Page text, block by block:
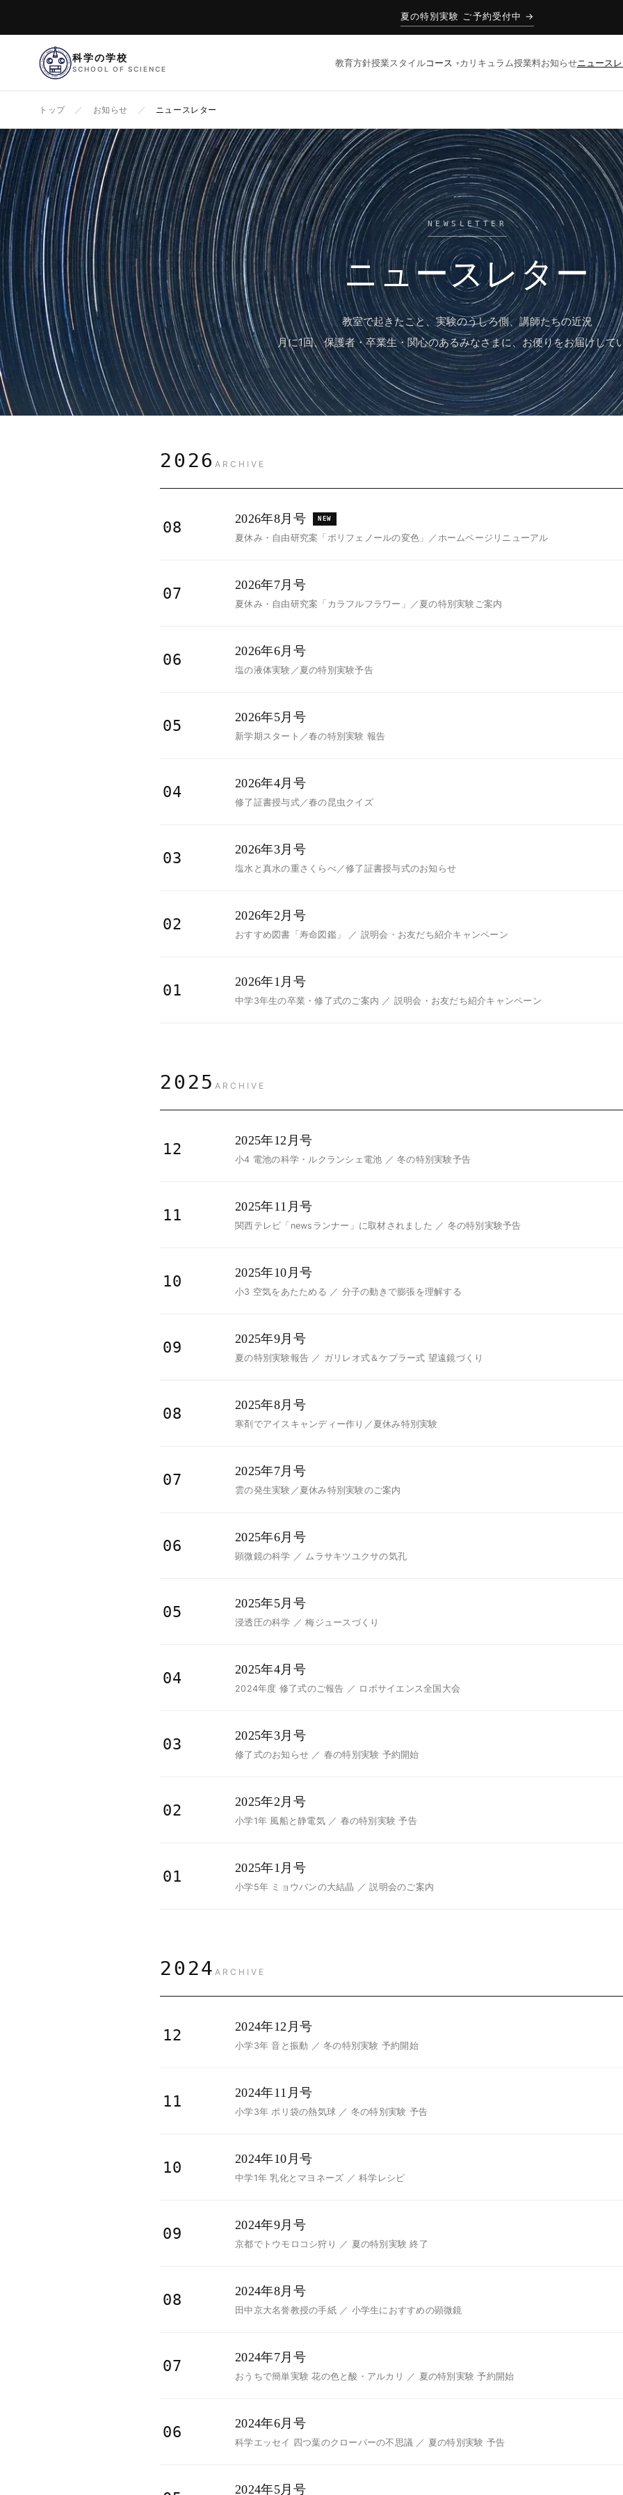
夏の特別実験 ご予約受付中 →
科学の学校
SCHOOL OF SCIENCE
教育方針授業スタイルコース カリキュラム授業料お知らせニュース
トップ ／ お知らせ ／ ニュースレター
NEWSLETTER
ニュースレター
教室で起きたこと、実験のうしろ側、講師たちの近況
月に1回、保護者・卒業生・関心のあるみなさまに、お便りをお届けして
2026ARCHIVE
08 2026年8月号 NEW
夏休み・自由研究案「ポリフェノールの変色」／ホームページリニューアル
07 2026年7月号
夏休み・自由研究案「カラフルフラワー」／夏の特別実験ご案内
06 2026年6月号
塩の液体実験／夏の特別実験予告
05 2026年5月号
新学期スタート／春の特別実験 報告
04 2026年4月号
修了証書授与式／春の昆虫クイズ
03 2026年3月号
塩水と真水の重さくらべ／修了証書授与式のお知らせ
02 2026年2月号
おすすめ図書「寿命図鑑」 ／ 説明会・お友だち紹介キャンペーン
01 2026年1月号
中学3年生の卒業・修了式のご案内 ／ 説明会・お友だち紹介キャンペーン
2025ARCHIVE
12 2025年12月号
小4 電池の科学・ルクランシェ電池 ／ 冬の特別実験予告
11 2025年11月号
関西テレビ「newsランナー」に取材されました ／ 冬の特別実験予告
10 2025年10月号
小3 空気をあたためる ／ 分子の動きで膨張を理解する
09 2025年9月号
夏の特別実験報告 ／ ガリレオ式＆ケプラー式 望遠鏡づくり
08 2025年8月号
寒剤でアイスキャンディー作り／夏休み特別実験
07 2025年7月号
雲の発生実験／夏休み特別実験のご案内
06 2025年6月号
顕微鏡の科学 ／ ムラサキツユクサの気孔
05 2025年5月号
浸透圧の科学 ／ 梅ジュースづくり
04 2025年4月号
2024年度 修了式のご報告 ／ ロボサイエンス全国大会
03 2025年3月号
修了式のお知らせ ／ 春の特別実験 予約開始
02 2025年2月号
小学1年 風船と静電気 ／ 春の特別実験 予告
01 2025年1月号
小学5年 ミョウバンの大結晶 ／ 説明会のご案内
2024ARCHIVE
12 2024年12月号
小学3年 音と振動 ／ 冬の特別実験 予約開始
11 2024年11月号
小学3年 ポリ袋の熱気球 ／ 冬の特別実験 予告
10 2024年10月号
中学1年 乳化とマヨネーズ ／ 科学レシピ
09 2024年9月号
京都でトウモロコシ狩り ／ 夏の特別実験 終了
08 2024年8月号
田中京大名誉教授の手紙 ／ 小学生におすすめの顕微鏡
07 2024年7月号
おうちで簡単実験 花の色と酸・アルカリ ／ 夏の特別実験 予約開始
06 2024年6月号
科学エッセイ 四つ葉のクローバーの不思議 ／ 夏の特別実験 予告
2024年5月号